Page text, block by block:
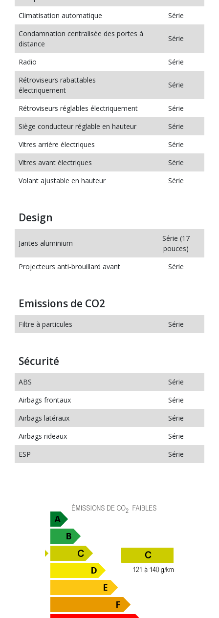
Climatisation automatique
Série
Condamnation centralisée des portes à
distance
Série
Radio
Série
Rétroviseurs rabattables
électriquement
Série
Rétroviseurs réglables électriquement
Série
Siège conducteur réglable en hauteur
Série
Vitres arrière électriques
Série
Vitres avant électriques
Série
Volant ajustable en hauteur
Série
Design
Jantes aluminium
Série (17
pouces)
Projecteurs anti-brouillard avant
Série
Emissions de CO2
Filtre à particules Série
Sécurité
ABS
Série
Airbags frontaux
Série
Airbags latéraux
Série
Airbags rideaux
Série
ESP
Série